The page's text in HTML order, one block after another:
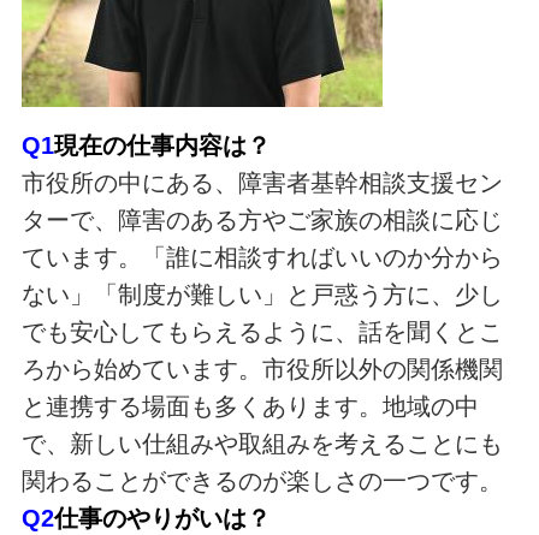
Q1現在の仕事内容は？
市役所の中にある、障害者基幹相談支援セン
ターで、障害のある方やご家族の相談に応じ
ています。「誰に相談すればいいのか分から
ない」「制度が難しい」と戸惑う方に、少し
でも安心してもらえるように、話を聞くとこ
ろから始めています。市役所以外の関係機関
と連携する場面も多くあります。地域の中
で、新しい仕組みや取組みを考えることにも
関わることができるのが楽しさの一つです。
Q2仕事のやりがいは？